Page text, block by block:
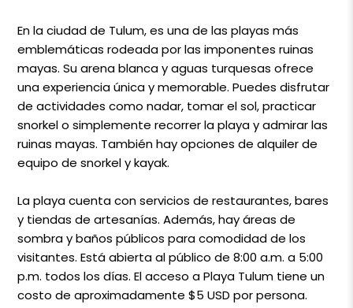
En la ciudad de Tulum, es una de las playas más
emblemáticas rodeada por las imponentes ruinas
mayas. Su arena blanca y aguas turquesas ofrece
una experiencia única y memorable. Puedes disfrutar
de actividades como nadar, tomar el sol, practicar
snorkel o simplemente recorrer la playa y admirar las
ruinas mayas. También hay opciones de alquiler de
equipo de snorkel y kayak.
La playa cuenta con servicios de restaurantes, bares
y tiendas de artesanías. Además, hay áreas de
sombra y baños públicos para comodidad de los
visitantes. Está abierta al público de 8:00 a.m. a 5:00
p.m. todos los días. El acceso a Playa Tulum tiene un
costo de aproximadamente $5 USD por persona.